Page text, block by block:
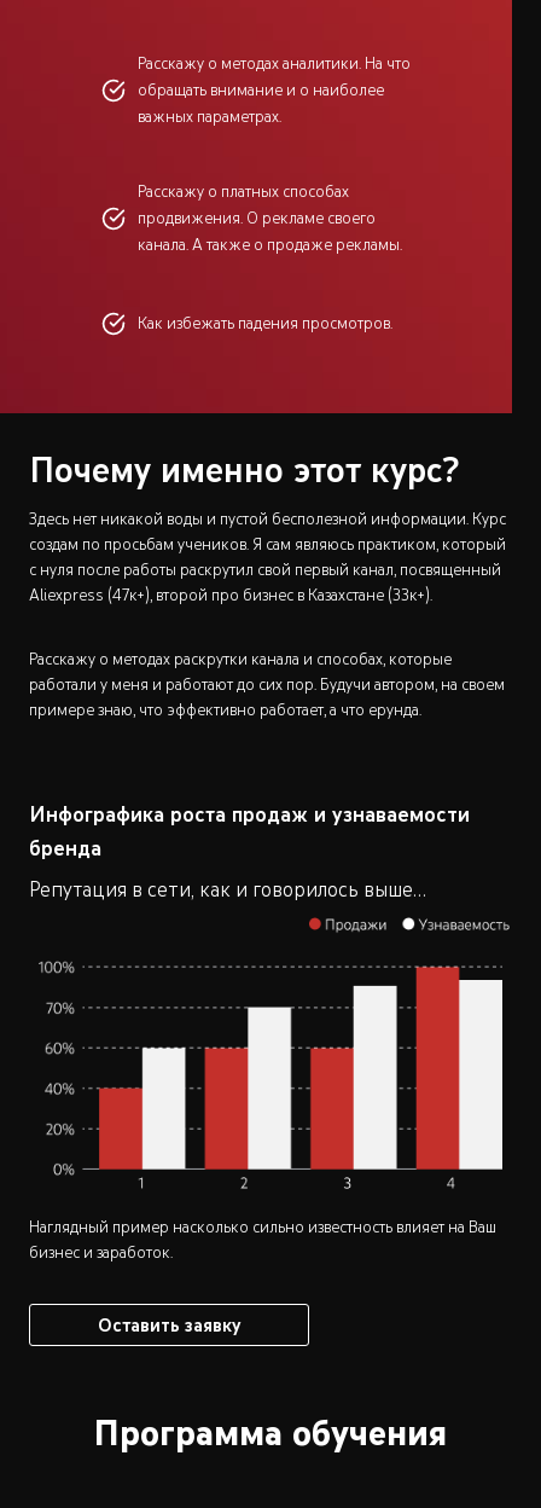
Расскажу о методах аналитики. На что
обращать внимание и о наиболее
важных параметрах.
Расскажу о платных способах
продвижения. О рекламе своего
канала. А также о продаже рекламы.
Как избежать падения просмотров.
Почему именно этот курс?
Здесь нет никакой воды и пустой бесполезной информации. Курс
создам по просьбам учеников. Я сам являюсь практиком, который
с нуля после работы раскрутил свой первый канал, посвященный
Aliexpress (47к+), второй про бизнес в Казахстане (33к+).
Расскажу о методах раскрутки канала и способах, которые
работали у меня и работают до сих пор. Будучи автором, на своем
примере знаю, что эффективно работает, а что ерунда.
Инфографика роста продаж и узнаваемости
бренда
Репутация в сети, как и говорилось выше…
Наглядный пример насколько сильно известность влияет на Ваш
бизнес и заработок.
Оставить заявку
Программа обучения